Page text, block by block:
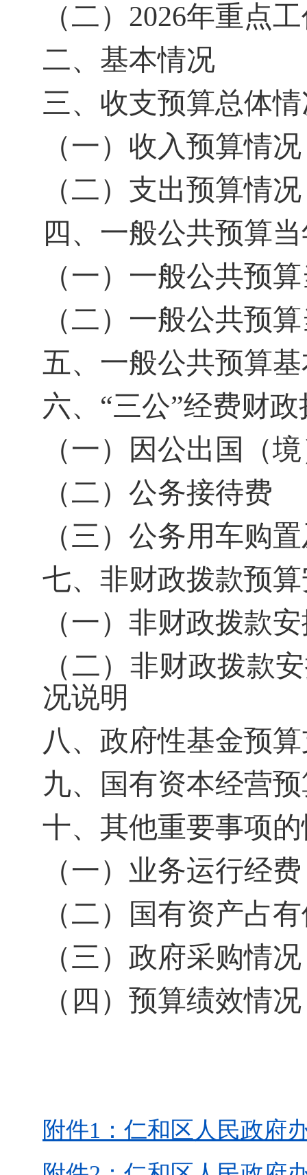
（二） 2026年重点
二、基本情况
三、收支预算总体
（一）收入预算情况
（二）支出预算情况
四、一般公共预算
（一）一般公共预
（二）一般公共预
五、一般公共预算
六、 “三公”经费财
（一）因公出国（
（二）公务接待费
（三）公务用车购
七、非财政拨款预
（一）非财政拨款
（二）非财政拨款
况说明
八、政府性基金预
九、国有资本经营
十、其他重要事项
（一）业务运行经费
（二）国有资产占
（三）政府采购情况
（四）预算绩效情况
附件1：仁和区人民政府